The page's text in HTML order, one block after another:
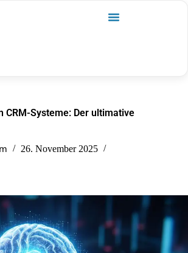
CRM-Systeme: Der ultimative
26. November 2025